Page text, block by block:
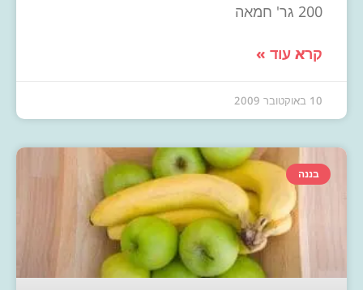
200 גר' חמאה
קרא עוד »
10 באוקטובר 2009
בננה